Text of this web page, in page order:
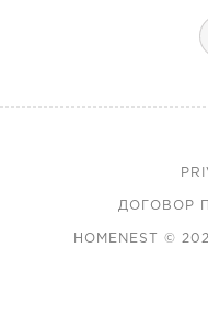
ДОГОВОР
HOMENEST ©